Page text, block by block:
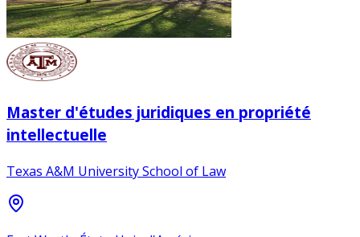
Master d'études juridiques en propriété
intellectuelle
Texas A&M University School of Law